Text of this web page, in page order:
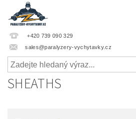
+420 739 090 329
sales@paralyzery-vychytavky.cz
SHEATHS